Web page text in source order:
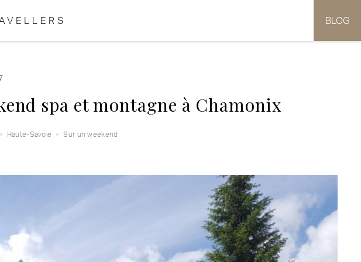
BLOG
spa et montagne à Chamonix
Haute-Savoie Sur un weekend